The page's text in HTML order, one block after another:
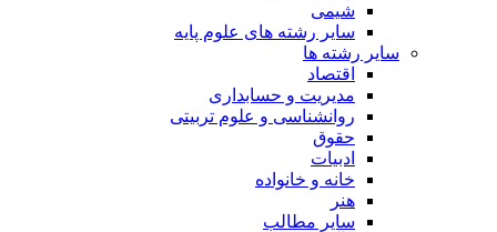
شیمی
سایر رشته های علوم پایه
سایر رشته ها
اقتصاد
مدیریت و حسابداری
روانشناسی و علوم تربیتی
حقوق
ادبیات
خانه و خانواده
هنر
سایر مطالب